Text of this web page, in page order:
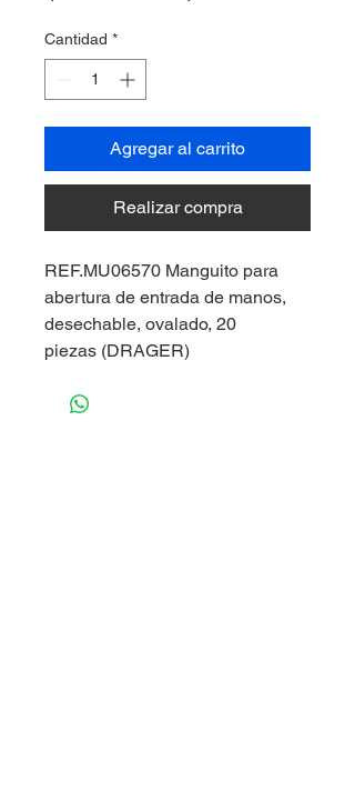
Cantidad *
Agregar al carrito
Realizar compra
REF.MU06570 Manguito para
abertura de entrada de manos,
desechable, ovalado, 20
piezas (DRAGER)